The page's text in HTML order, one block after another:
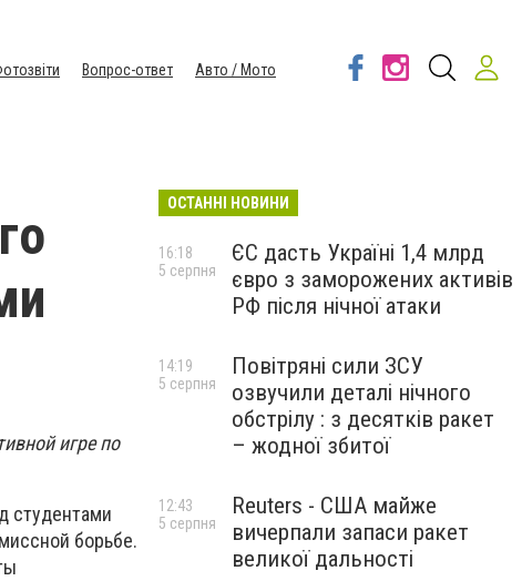
Вопрос-ответ
Авто / Мото
игре по
студентами
борьбе.
ОСТАННІ НОВИНИ
ЄС дасть Україні 1,4 млрд
євро з заморожених активів
РФ після нічної атаки
16:18
5 серпня
Повітряні сили ЗСУ
озвучили деталі нічного
обстрілу : з десятків ракет
– жодної збитої
14:19
5 серпня
Reuters - США майже
вичерпали запаси ракет
великої дальності
12:43
5 серпня